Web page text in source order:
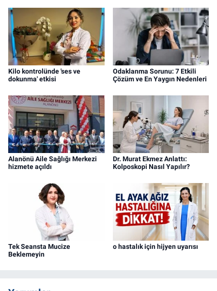
Kilo kontrolünde 'ses ve
dokunma' etkisi
Odaklanma Sorunu: 7 Etkili
Çözüm ve En Yaygın Nedenleri
Alanönü Aile Sağlığı Merkezi
hizmete açıldı
Dr. Murat Ekmez Anlattı:
Kolposkopi Nasıl Yapılır?
Tek Seansta Mucize
Beklemeyin
o hastalık için hijyen uyarısı